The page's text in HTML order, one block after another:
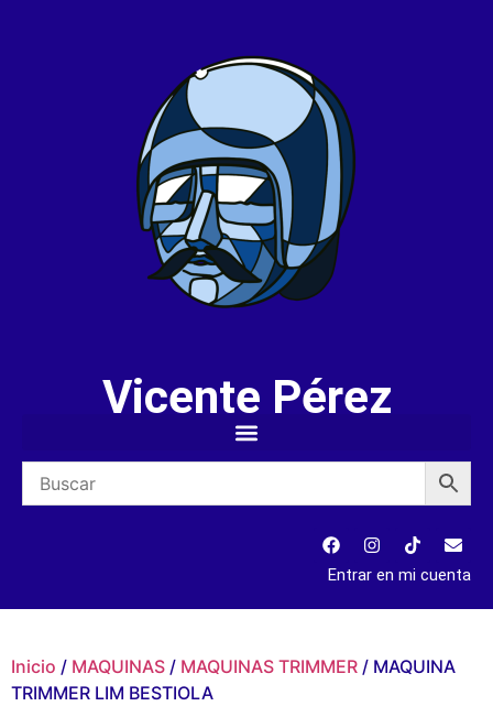
Vicente Pérez
Entrar en mi cuenta
Inicio / MAQUINAS / MAQUINAS TRIMMER / MAQUINA
TRIMMER LIM BESTIOLA